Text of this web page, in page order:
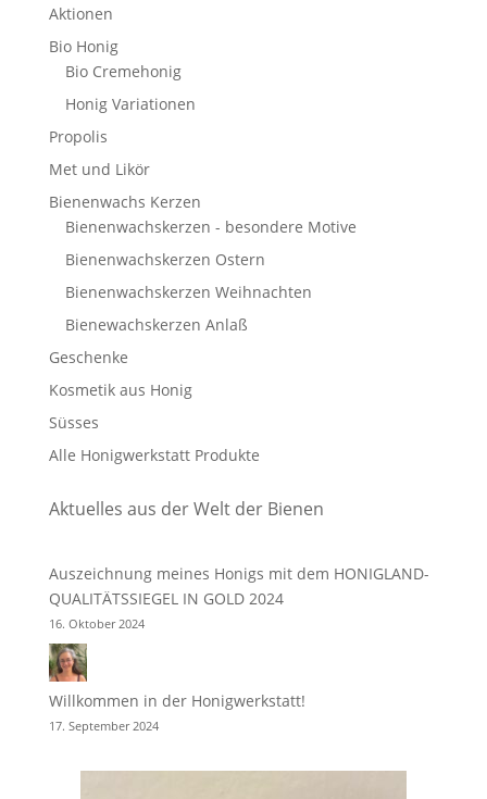
Aktionen
Bio Honig
Bio Cremehonig
Honig Variationen
Propolis
Met und Likör
Bienenwachs Kerzen
Bienenwachskerzen - besondere Motive
Bienenwachskerzen Ostern
Bienenwachskerzen Weihnachten
Bienewachskerzen Anlaß
Geschenke
Kosmetik aus Honig
Süsses
Alle Honigwerkstatt Produkte
Aktuelles aus der Welt der Bienen
Auszeichnung meines Honigs mit dem HONIGLAND-
QUALITÄTSSIEGEL IN GOLD 2024
16. Oktober 2024
Willkommen in der Honigwerkstatt!
17. September 2024